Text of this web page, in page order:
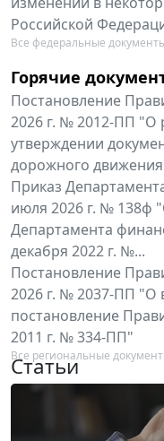
Российской
Все федеральные
Горячие
Постановление
2026 г. № 2012-ПП "О
утверждении
дорожного движения
Приказ
июля 2026 г. № 138ф
Департамента
декабря 2022 г. №...
Постановление
2026 г. № 2037-ПП "О
постановление
2011 г. № 334-ПП"
Все региональные
Статьи